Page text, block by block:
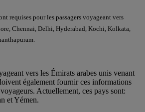
requises pour les passagers voyageant vers
Chennai, Delhi, Hyderabad, Kochi, Kolkata,
vers les Émirats arabes unis venant
également fournir ces informations
Actuellement, ces pays sont:
et Yémen.